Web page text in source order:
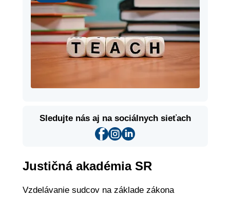
Sledujte nás aj na sociálnych sieťach
Justičná akadémia SR
Vzdelávanie sudcov na základe zákona